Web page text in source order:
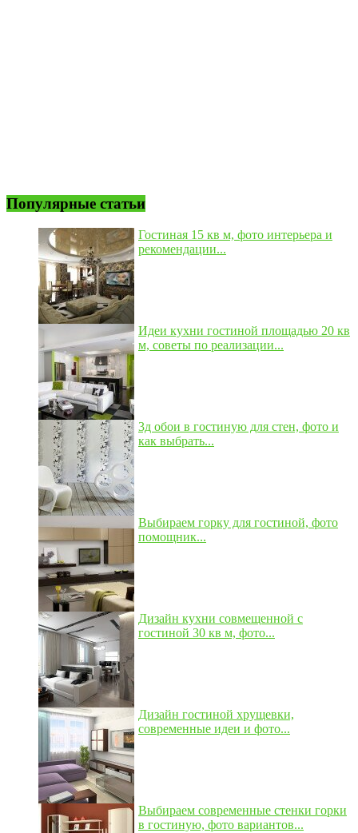
Популярные статьи
Гостиная 15 кв м, фото интерьера и
рекомендации...
Идеи кухни гостиной площадью 20 кв
м, советы по реализации...
3д обои в гостиную для стен, фото и
как выбрать...
Выбираем горку для гостиной, фото
помощник...
Дизайн кухни совмещенной с
гостиной 30 кв м, фото...
Дизайн гостиной хрущевки,
современные идеи и фото...
Выбираем современные стенки горки
в гостиную, фото вариантов...